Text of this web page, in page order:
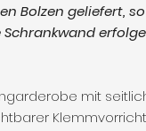
Bolzen geliefert,
mit